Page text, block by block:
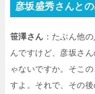
彦坂盛秀さんと
笹澤さん ：たぶん他
んですけど、彦坂さ
ゃないですか。そこ
すよ。それで、その